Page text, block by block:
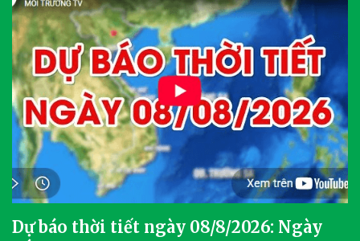
Dự báo thời tiết ngày 08/8/2026: Ngày